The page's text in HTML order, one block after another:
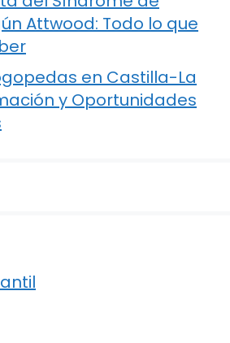
Attwood: Todo lo que
en Castilla-La
y Oportunidades